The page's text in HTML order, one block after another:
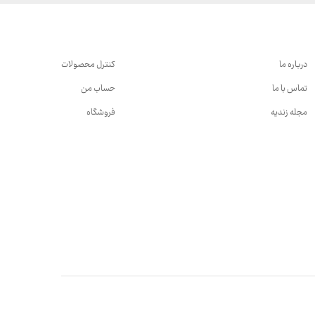
درباره ما
تماس با ما
مجله زندیه
کنترل محصولات
حساب من
فروشگاه